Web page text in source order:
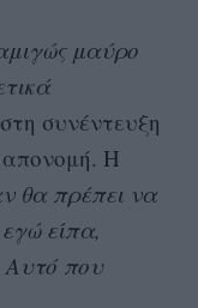
μαύρο
συνέντευξη
Η
θα πρέπει να
είπα,
Αυτό που